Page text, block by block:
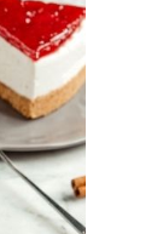
Matin
Time
Enrobé
Sans Sucres
Aux Pépites
Cake
À Tartiner
À Tartiner
Produits